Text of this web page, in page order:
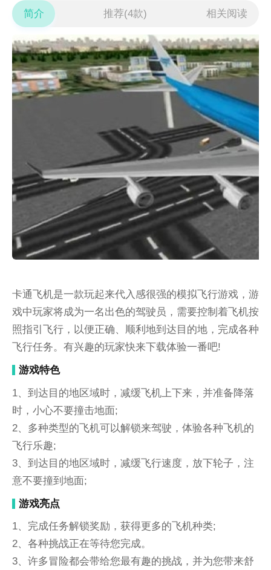
简介 推荐(4款) 相关阅读
卡通飞机是一款玩起来代入感很强的模拟飞行游戏，游
戏中玩家将成为一名出色的驾驶员，需要控制着飞机按
照指引飞行，以便正确、顺利地到达目的地，完成各种
飞行任务。有兴趣的玩家快来下载体验一番吧!
游戏特色
1、到达目的地区域时，减缓飞机上下来，并准备降落
时，小心不要撞击地面;
2、多种类型的飞机可以解锁来驾驶，体验各种飞机的
飞行乐趣;
3、到达目的地区域时，减缓飞行速度，放下轮子，注
意不要撞到地面;
游戏亮点
1、完成任务解锁奖励，获得更多的飞机种类;
2、各种挑战正在等待您完成。
3、许多冒险都会带给您最有趣的挑战，并为您带来舒